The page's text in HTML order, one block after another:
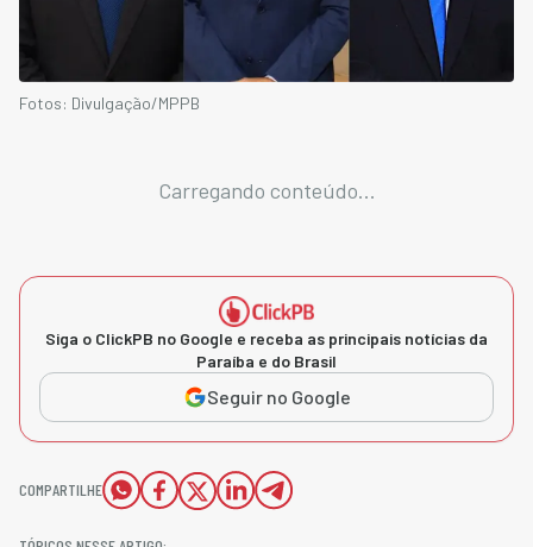
Fotos: Divulgação/MPPB
Carregando conteúdo...
Siga o ClickPB no Google e receba as principais notícias da
Paraíba e do Brasil
Seguir no Google
COMPARTILHE